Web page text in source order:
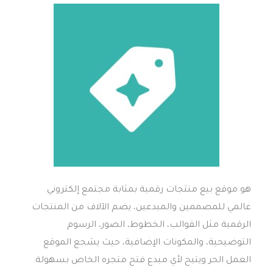
هو موقع بيع منتجات رقمية بمثابة مجتمع إلكتروني
عالمي للمصممين والمبدعين، يضم الآلاف من المنتجات
الرقمية مثل القوالب، الخطوط، الصور، الرسوم
التوضيحية، والمكونات الإضافية، حيث يشجع الموقع
العمل الحر ويتيح لأي مبدع فتح متجره الخاص بسهولة.